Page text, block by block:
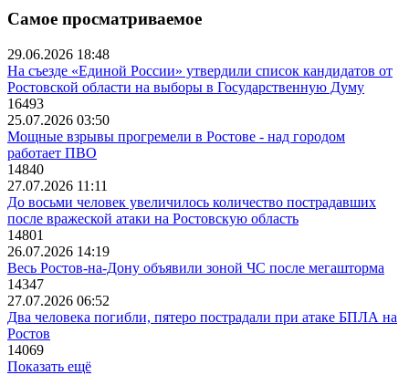
Самое просматриваемое
29.06.2026 18:48
На съезде «Единой России» утвердили список кандидатов от
Ростовской области на выборы в Государственную Думу
16493
25.07.2026 03:50
Мощные взрывы прогремели в Ростове - над городом
работает ПВО
14840
27.07.2026 11:11
До восьми человек увеличилось количество пострадавших
после вражеской атаки на Ростовскую область
14801
26.07.2026 14:19
Весь Ростов-на-Дону объявили зоной ЧС после мегашторма
14347
27.07.2026 06:52
Два человека погибли, пятеро пострадали при атаке БПЛА на
Ростов
14069
Показать ещё